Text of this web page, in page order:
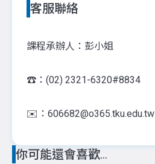
客服聯絡
課程承辦人：彭小姐
☎️：(02) 2321-6320#8834
✉️：606682@o365.tku.edu.tw
你可能還會喜歡...